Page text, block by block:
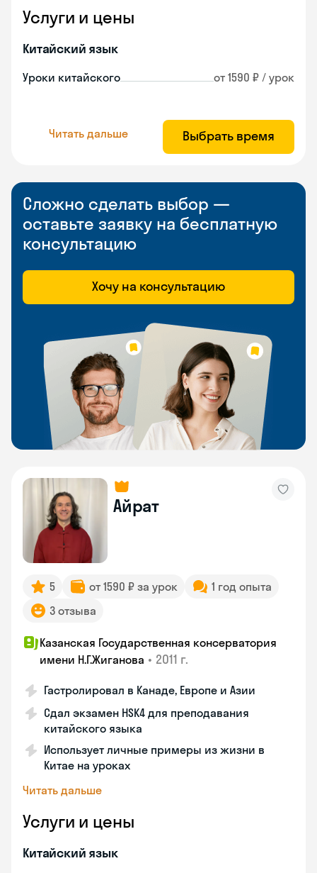
Услуги и цены
Китайский язык
Уроки китайского от 1590 ₽ / урок
Читать дальше Выбрать время
Сложно сделать выбор —
оставьте заявку на бесплатную
консультацию
Хочу на консультацию
Айрат
5 от 1590 ₽ за урок
1 год опыта
3 отзыва
Казанская Государственная консерватория
имени Н.Г.Жиганова • 2011 г.
Гастролировал в Канаде, Европе и Азии
Сдал экзамен HSK4 для преподавания
китайского языка
Использует личные примеры из жизни в
Китае на уроках
Читать дальше
Услуги и цены
Китайский язык